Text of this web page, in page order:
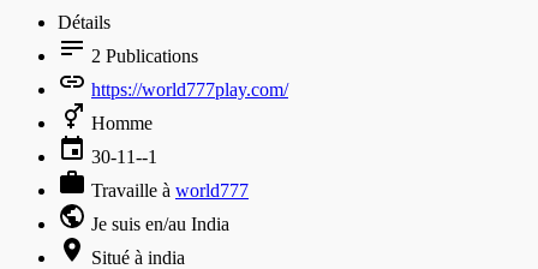
Détails
2 Publications
https://world777play.com/
Homme
30-11--1
Travaille à world777
Je suis en/au India
Situé à india